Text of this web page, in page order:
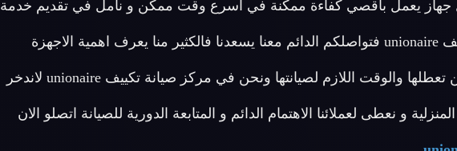
جهاز يعمل بأقصي كفاءة ممكنة في اسرع وقت ممكن و نأمل في تقديم خدمة
نموذجية تحظى بكامل رضا عملاء تكييف unionaire فتواصلكم الدائم معنا يسعدنا فالكثير منا يعرف اهمية الاجهزة
الكهربائية المنزلية والاضرار الناتجة عن تعطلها والوقت اللازم لصيانتها ونحن في مركز صيانة تكييف unionaire لاندخر
و نعطى لعملائنا الاهتمام الدائم و المتابعة الدورية للصيانة اتصلو الان